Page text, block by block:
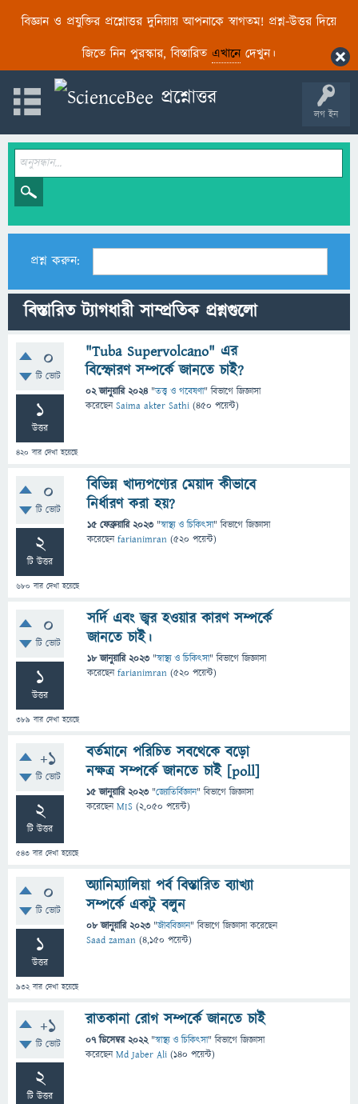
বিজ্ঞান ও প্রযুক্তির প্রশ্নোত্তর দুনিয়ায় আপনাকে স্বাগতম! প্রশ্ন-উত্তর দিয়ে
জিতে নিন পুরস্কার, বিস্তারিত এখানেদেখুন।
লগ ইন
প্রশ্ন করুন:
বিস্তারিত ট্যাগধারী সাম্প্রতিক প্রশ্নগুলো
0
টি ভোট
1
উত্তর
420 বার দেখা হয়েছে
"Tuba Supervolcano" এর
বিস্ফোরণ সম্পর্কে জানতে চাই?
02 জানুয়ারি 2024 "তত্ত্ব ও গবেষণা" বিভাগে জিজ্ঞাসা
করেছেনSaima akter Sathi (450 পয়েন্ট)
0
টি ভোট
2
টি উত্তর
680 বার দেখা হয়েছে
বিভিন্ন খাদ্যপণ্যের মেয়াদ কীভাবে
নির্ধারণ করা হয়?
15 ফেব্রুয়ারি 2023 "স্বাস্থ্য ও চিকিৎসা" বিভাগে জিজ্ঞাসা
করেছেনfarianimran (520 পয়েন্ট)
0
টি ভোট
1
উত্তর
389 বার দেখা হয়েছে
সর্দি এবং জ্বর হওয়ার কারণ সম্পর্কে
জানতে চাই।
18 জানুয়ারি 2023 "স্বাস্থ্য ও চিকিৎসা" বিভাগে জিজ্ঞাসা
করেছেনfarianimran (520 পয়েন্ট)
+1
টি ভোট
2
টি উত্তর
543 বার দেখা হয়েছে
বর্তমানে পরিচিত সবথেকে বড়ো
নক্ষত্র সম্পর্কে জানতে চাই [poll]
15 জানুয়ারি 2023 "জ্যোতির্বিজ্ঞান" বিভাগে জিজ্ঞাসা
করেছেনMIS (2,050 পয়েন্ট)
0
টি ভোট
1
উত্তর
932বার দেখা হয়েছে
অ্যানিম্যালিয়া পর্ব বিস্তারিত ব্যাখ্যা
সম্পর্কে একটু বলুন
08 জানুয়ারি 2023 "জীববিজ্ঞান" বিভাগে জিজ্ঞাসাকরেছেন
Saad zaman (4,150 পয়েন্ট)
+1
টি ভোট
2
টি উত্তর
রাতকানা রোগ সম্পর্কে জানতে চাই
07 ডিসেম্বর 2022 "স্বাস্থ্য ও চিকিৎসা" বিভাগে জিজ্ঞাসা
করেছেনMd Jaber Ali (140 পয়েন্ট)